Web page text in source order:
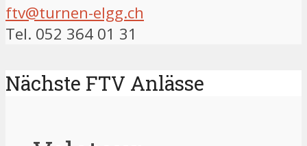
ftv@turnen-elgg.ch
Tel. 052 364 01 31
Nächste FTV Anlässe